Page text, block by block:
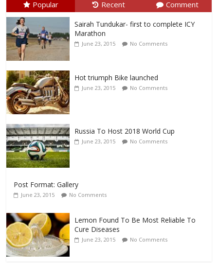
Popular Recent Comment
Sairah Tundukar- first to complete ICY
Marathon
June 23, 2015 No Comments
Hot triumph Bike launched
June 23, 2015 No Comments
Russia To Host 2018 World Cup
June 23, 2015 No Comments
Post Format: Gallery
June 23, 2015 No Comments
Lemon Found To Be Most Reliable To
Cure Diseases
June 23, 2015 No Comments